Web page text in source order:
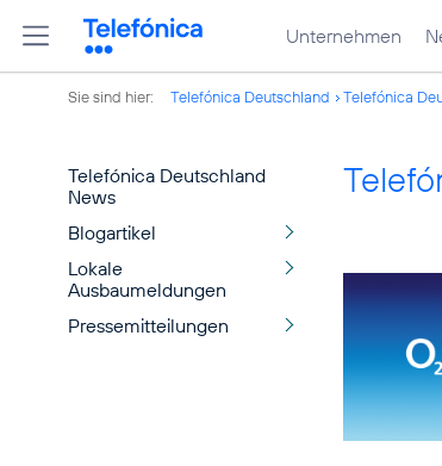
Unternehmen
Sie sind hier: Telefónica Deutschland Telefónica
Telefónica Deutschland
News
Blogartikel
Lokale
Ausbaumeldungen
Pressemitteilungen